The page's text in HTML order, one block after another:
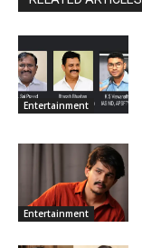
Entertainment
Entertainment